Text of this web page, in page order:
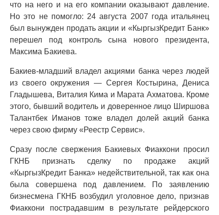
что на него и на его компании оказывают давление.
Но это не помогло: 24 августа 2007 года итальянец
был вынужден продать акции и «КыргызКредит Банк»
перешел под контроль сына нового президента,
Максима Бакиева.
Бакиев-младший владел акциями банка через людей
из своего окружения — Сергея Костырина, Дениса
Гладышева, Виталия Кима и Марата Ахматова. Кроме
этого, бывший водитель и доверенное лицо Ширшова
Талантбек Иманов тоже владел долей акций банка
через свою фирму «Реестр Сервис».
Сразу после свержения Бакиевых Фиаккони просил
ГКНБ признать сделку по продаже акций
«КыргызКредит Банка» недействительной, так как она
была совершена под давлением. По заявлению
бизнесмена ГКНБ возбудил уголовное дело, признав
Фиаккони пострадавшим в результате рейдерского